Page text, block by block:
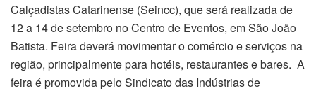
Calçadistas Catarinense (Seincc), que será realizada de
12 a 14 de setembro no Centro de Eventos, em São João
Batista. Feira deverá movimentar o comércio e serviços na
região, principalmente para hotéis, restaurantes e bares. A
feira é promovida pelo Sindicato das Indústrias de